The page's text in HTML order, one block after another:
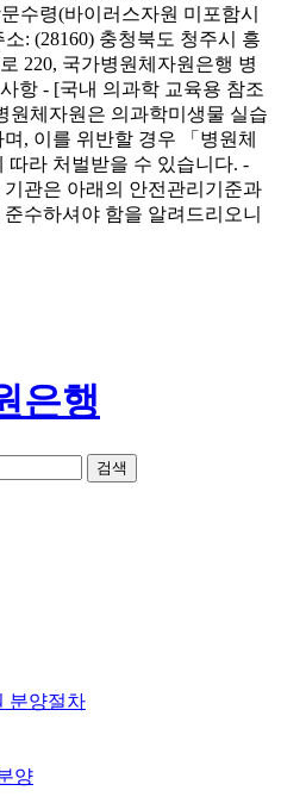
수령(바이러스자원 미포함시
: (28160) 충청북도 청주시 흥
220, 국가병원체자원은행 병
항 - [국내 의과학 교육용 참조
원체자원은 의과학미생물 실습
, 이를 위반할 경우 「병원체
따라 처벌받을 수 있습니다. -
관은 아래의 안전관리기준과
수하셔야 함을 알려드리오니
은행
분양절차
양